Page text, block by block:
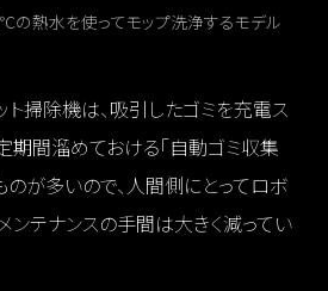
の熱水を使ってモップ洗浄するモデル
ト掃除機は、吸引したゴミを充電ス
期間溜めておける「自動ゴミ収集
のが多いので、人間側にとってロボ
ンテナンスの手間は大きく減ってい